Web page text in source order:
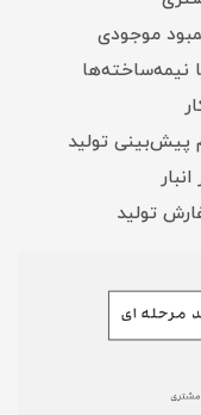
موجودی
نیمه‌ساخته‌ها
پیش‌بینی تولید
تولید